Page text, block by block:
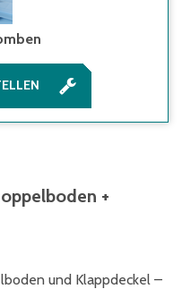
+
und Klappdeckel –